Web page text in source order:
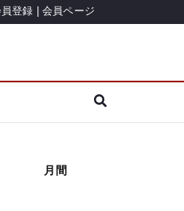
登録 会員ページ
月間